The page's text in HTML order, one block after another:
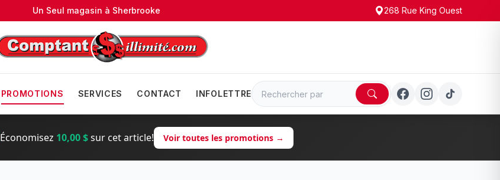
Un Seul magasin à Sherbrooke 268 Rue King Ouest
PROMOTIONS SERVICES CONTACT INFOLETTRE
Économisez 10,00 $sur cet article! Voir toutes les promotions →